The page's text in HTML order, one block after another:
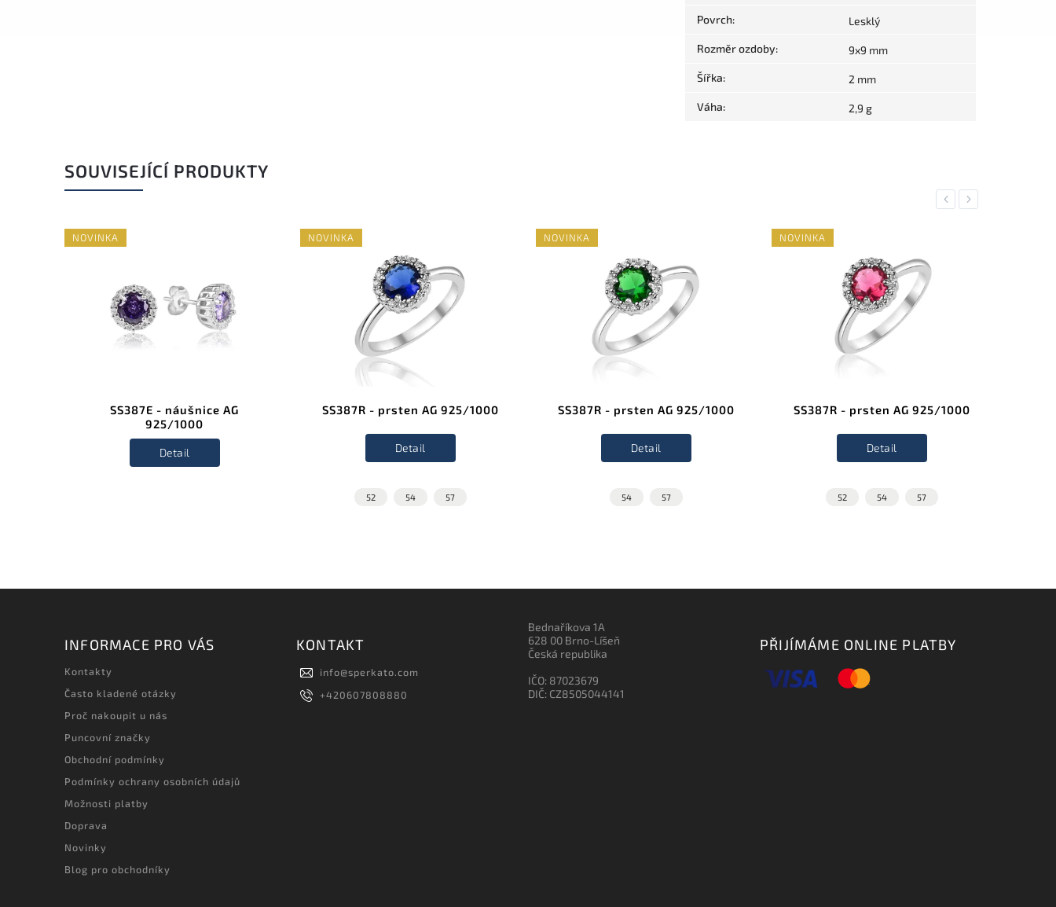
Povrch: Lesklý
Rozměr ozdoby: 9x9 mm
Šířka: 2 mm
Váha: 2,9 g
SOUVISEJÍCÍ PRODUKTY
Previous
NOVINKA
SS387E - náušnice AG
925/1000
Detail
NOVINKA
SS387R - prsten AG 925/1000
Detail
52 54 57
NOVINKA
SS387R - prsten AG 925/1000
Detail
54 57
NOVINKA
SS387R - prsten AG 925/1000
Detail
52 54 57
Next
INFORMACE PRO VÁS
Kontakty
Často kladené otázky
Proč nakoupit u nás
Puncovní značky
Obchodní podmínky
Podmínky ochrany osobních údajů
Možnosti platby
Doprava
Novinky
Blog pro obchodníky
KONTAKT
info@sperkato.com
+420607808880
Bednaříkova 1A
628 00 Brno-Líšeň
Česká republika
IČO: 87023679
DIČ: CZ8505044141
PŘIJÍMÁME ONLINE PLATBY